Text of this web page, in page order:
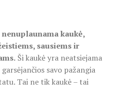
kaukė,
sausiems ir
Ši kaukė yra neatsiejama
savo pažangia
Tai ne tik kaukė – tai